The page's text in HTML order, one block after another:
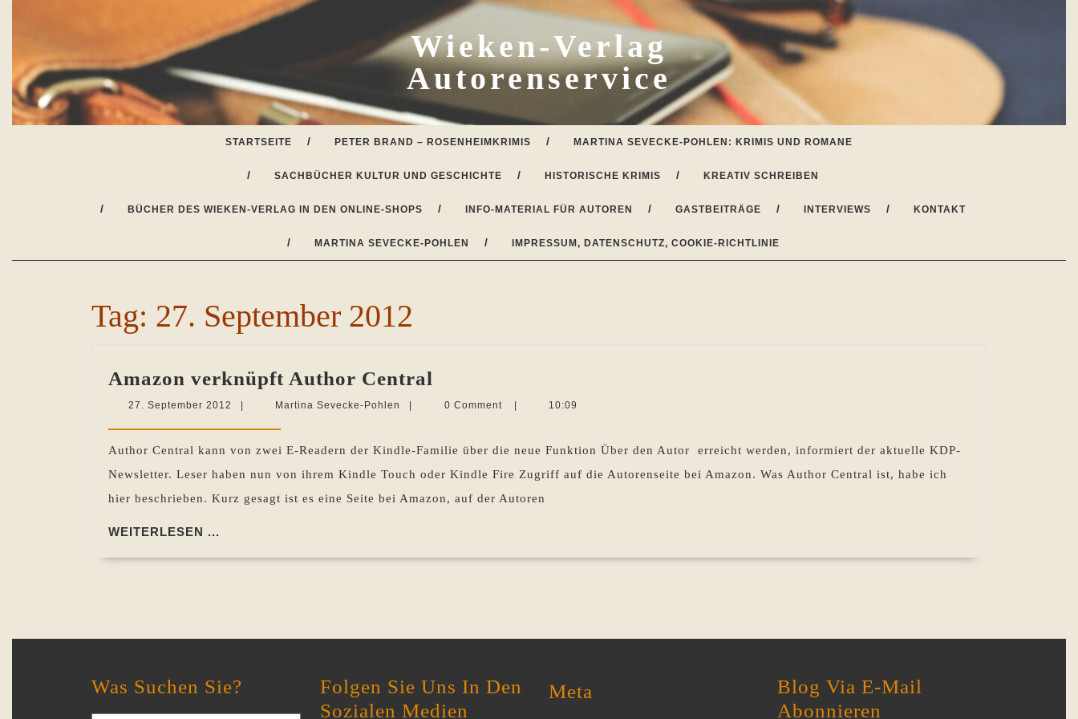
Wieken-Verlag
Autorenservice
STARTSEITE PETER BRAND – ROSENHEIMKRIMIS MARTINA SEVECKE-POHLEN: KRIMIS UND ROMANE
SACHBÜCHER KULTUR UND GESCHICHTE HISTORISCHE KRIMIS KREATIV SCHREIBEN
BÜCHER DES WIEKEN-VERLAG IN DEN ONLINE-SHOPS INFO-MATERIAL FÜR AUTOREN GASTBEITRÄGE INTERVIEWS KONTAKT
MARTINA SEVECKE-POHLEN IMPRESSUM, DATENSCHUTZ, COOKIE-RICHTLINIE
Tag: 27. September 2012
Amazon verknüpft Author Central
verknüpft
Central
27. September 2012 27.
2012
Martina Sevecke-Pohlen
Martina
0 Comment 10:09
Author Central kann von zwei E-Readern der Kindle-Familie über die neue Funktion Über den Autor erreicht werden, informiert der aktuelle KDP-
Newsletter. Leser haben nun von ihrem Kindle Touch oder Kindle Fire Zugriff auf die Autorenseite bei Amazon. Was Author Central ist, habe ich
hier beschrieben. Kurz gesagt ist es eine Seite bei Amazon, auf der Autoren
WEITERLESEN ...
Was Suchen Sie?
Folgen Sie Uns In Den
Sozialen Medien
Meta
Blog Via E-Mail
Abonnieren